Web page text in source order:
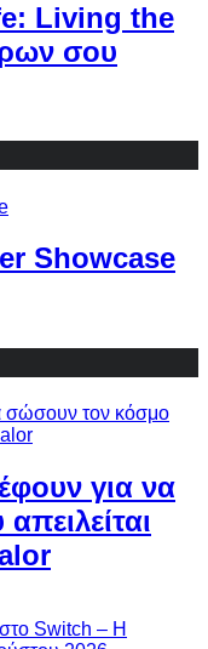
Living the
σου
Showcase
για να